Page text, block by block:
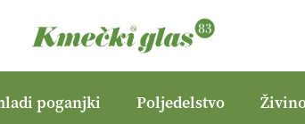
poganjki Poljedelstvo